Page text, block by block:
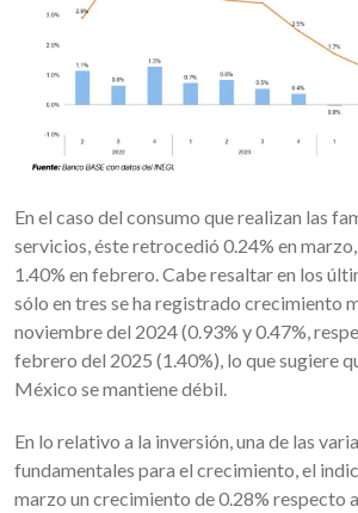
En el caso del consumo que realizan las
servicios, éste retrocedió 0.24% en
1.40% en febrero. Cabe resaltar en los
sólo en tres se ha registrado crecimiento
noviembre del 2024 (0.93% y 0.47%,
febrero del 2025 (1.40%), lo que sugiere
México se mantiene débil.
En lo relativo a la inversión, una de las
fundamentales para el crecimiento, el
marzo un crecimiento de 0.28% respecto